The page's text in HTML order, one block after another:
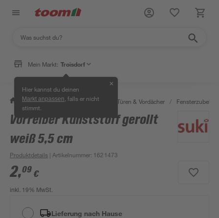
Mein Markt: Troisdorf
Hier kannst du deinen
Markt anpassen , falls er nicht
stimmt.
✕
/ Bauen & Renovieren / Fenster, Türen & Vordächer /
Vorreiber Kunststoff gerollt
weiß 5,5 cm
Produktdetails | Artikelnummer: 1621473
2,09 €
inkl. 19% MwSt.
Lieferung nach Hause